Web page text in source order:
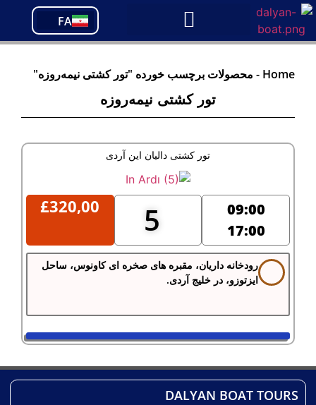
FA
PT
TR
Home
- محصولات برچسب خورده "تور کشتی نیمه‌روزه"
تور کشتی نیمه‌روزه
تور کشتی دالیان این آردی
09:00
17:00
5
£320,00
رودخانه داریان، مقبره های صخره ای کاونوس، ساحل
ایزتوزو، در خلیج آردی.
DALYAN BOAT TOURS